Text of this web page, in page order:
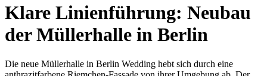
Klare Linienführung: Neubau
der Müllerhalle in Berlin
Die neue Müllerhalle in Berlin Wedding hebt sich durch eine